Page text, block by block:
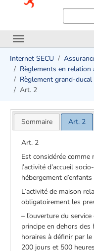
Internet SECU
Règlements en
Règlement grand-
Art. 2
Sommaire Art. 2
Art. 2
Est considérée
l’activité d’accueil
hébergement
L’activité de maison
obligatoirement les
– l’ouverture du
principe en dehors des
horaires à définir par
200 jours et 500